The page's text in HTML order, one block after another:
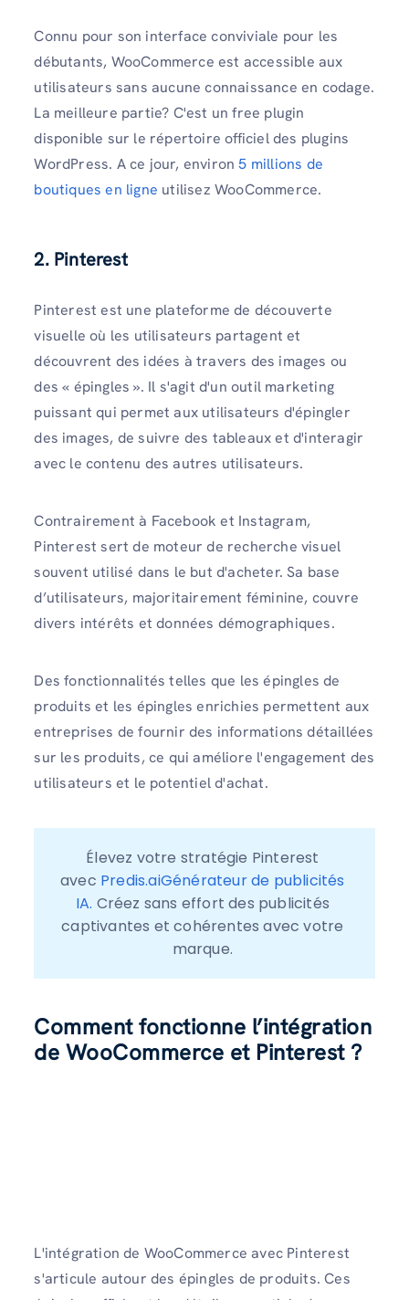
Connu pour son interface conviviale pour les
débutants, WooCommerce est accessible aux
utilisateurs sans aucune connaissance en codage.
La meilleure partie? C'est un free plugin
disponible sur le répertoire officiel des plugins
WordPress. A ce jour, environ5 millions de
boutiques en ligne utilisez WooCommerce.
2. Pinterest
Pinterest est une plateforme de découverte
visuelle où les utilisateurs partagent et
découvrent des idées à travers des images ou
des « épingles ». Il s'agit d'un outil marketing
puissant qui permet aux utilisateurs d'épingler
des images, de suivre des tableaux et d'interagir
avec le contenu des autres utilisateurs.
Contrairement à Facebook et Instagram,
Pinterest sert de moteur de recherche visuel
souvent utilisé dans le but d'acheter. Sa base
d’utilisateurs, majoritairement féminine, couvre
divers intérêts et données démographiques.
Des fonctionnalités telles que les épingles de
produits et les épingles enrichies permettent aux
entreprises de fournir des informations détaillées
sur les produits, ce qui améliore l'engagement des
utilisateurs et le potentiel d'achat.
Élevez votre stratégie Pinterest
avec Predis.aiGénérateur de publicités
IA. Créez sans effort des publicités
captivantes et cohérentes avec votre
marque.
Comment fonctionne l’intégration
de WooCommerce et Pinterest ?
L'intégration de WooCommerce avec Pinterest
s'articule autour des épingles de produits. Ces